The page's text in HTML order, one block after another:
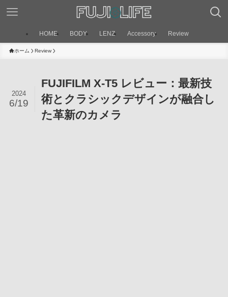
HOME BODY LENZ Accessory Review
ホーム Review
FUJIFILM X-T5 レビュー：最新技
術とクラシックデザインが融合し
た革新のカメラ
2024
6/19